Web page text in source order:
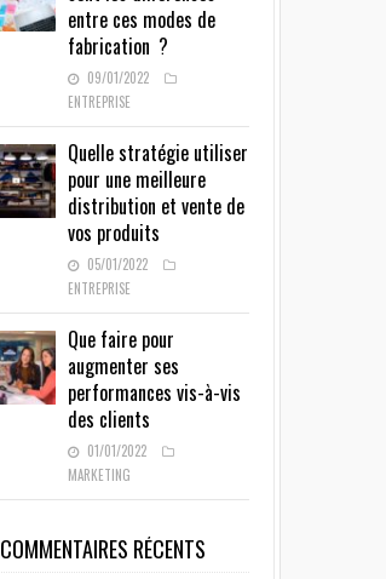
entre ces modes de
fabrication ?
09/01/2022
ENTREPRISE
Quelle stratégie utiliser
pour une meilleure
distribution et vente de
vos produits
05/01/2022
ENTREPRISE
Que faire pour
augmenter ses
performances vis-à-vis
des clients
01/01/2022
MARKETING
COMMENTAIRES RÉCENTS